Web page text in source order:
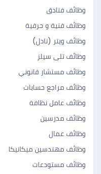
وظائف فنادق
وظائف فنية و حرفية
وظائف ويتر (نادل)
وظائف تلى سيلز
وظائف مستشار قانوني
وظائف مراجع حسابات
وظائف عامل نظافة
وظائف مدرسين
وظائف عمال
وظائف مهندسين ميكانيكا
وظائف مستودعات